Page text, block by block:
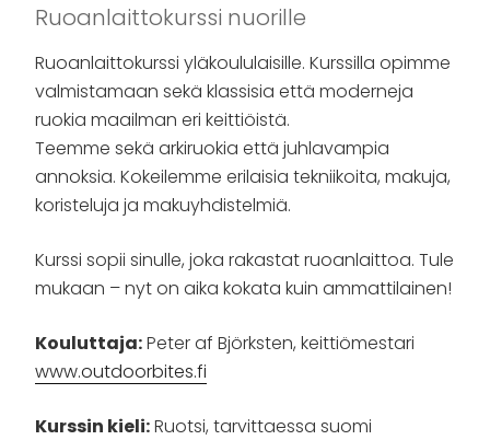
Ruoanlaittokurssi nuorille
Ruoanlaittokurssi yläkoululaisille. Kurssilla opimme
valmistamaan sekä klassisia että moderneja
ruokia maailman eri keittiöistä.
Teemme sekä arkiruokia että juhlavampia
annoksia. Kokeilemme erilaisia tekniikoita, makuja,
koristeluja ja makuyhdistelmiä.
Kurssi sopii sinulle, joka rakastat ruoanlaittoa. Tule
mukaan – nyt on aika kokata kuin ammattilainen!
Kouluttaja:Peter af Björksten, keittiömestari
www.outdoorbites.fi
Kurssin kieli:Ruotsi, tarvittaessa suomi